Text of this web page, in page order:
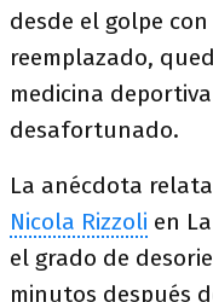
desde el golpe
reemplazado,
medicina
desafortunado.
La anécdota
Nicola Rizzoli en
el grado de
minutos después